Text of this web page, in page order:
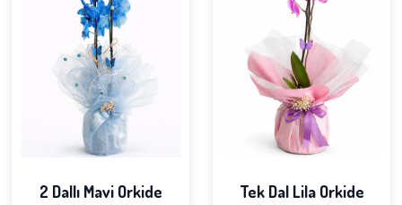
2 Dallı Mavi Orkide
Tek Dal Lila Orkide